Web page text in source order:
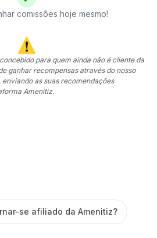
comissões hoje mesmo!
para quem ainda não é cliente da
ganhar recompensas através do nosso
enviando as suas recomendações
Amenitiz.
se afiliado da Amenitiz?